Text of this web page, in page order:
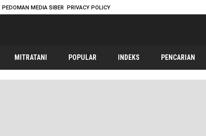
PEDOMAN MEDIA SIBER PRIVACY POLICY
MITRATANI POPULAR INDEKS PENCARIAN